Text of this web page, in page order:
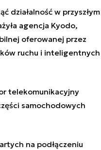
działalność w przyszłym
agencja Kyodo,
oferowanej przez
ruchu i inteligentnych
telekomunikacyjny
samochodowych
na podłączeniu